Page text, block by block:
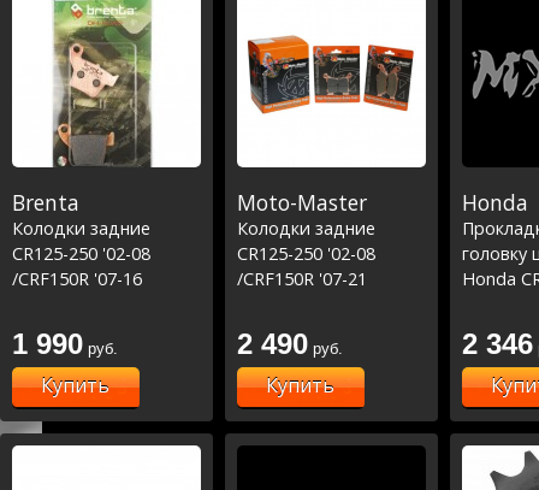
Brenta
Колодки задние
CR125-250 '02-08
/CRF150R '07-16
/CRF450R '02-16
(BP886)
1 990 руб.
Купить
Moto-Master
Колодки задние
CR125-250 '02-08
/CRF150R '07-21
/CRF450R '02-23
(BP886)
2 490 руб.
Купить
Honda
головку
Honda
2 346